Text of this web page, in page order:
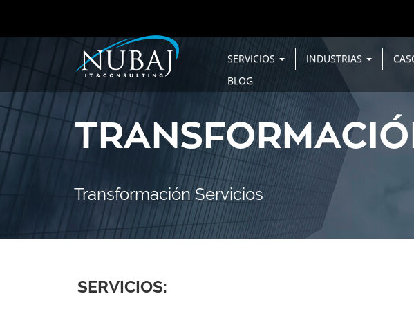
SERVICIOS INDUSTRIAS
BLOG
Transformación Servicios
SERVICIOS: